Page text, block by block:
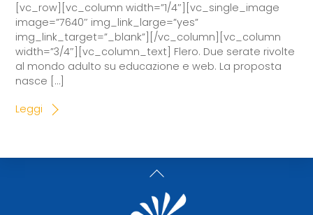
[vc_row][vc_column width=”1/4″][vc_single_image
image=”7640″ img_link_large=”yes”
img_link_target=”_blank”][/vc_column][vc_column
width=”3/4″][vc_column_text] Flero. Due serate rivolte
al mondo adulto su educazione e web. La proposta
nasce […]
Leggi
Back
To
Top